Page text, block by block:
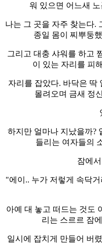
워 있으면 어느새
나는 그 곳을 자주 찾는다.
종일 몸이 찌뿌둥
그리고 대충 샤워를 하고
이 있는 자리를 피
자리를 잡았다. 바닥은 딱
몰려오며 금새 정
하지만 얼마나 지났을까?
들리는 여자들의
잠에
"에이.. 누가 저렇게 속닥
아예 대 놓고 떠드는 것도
리는 스르르 잠
일시에 잡치게 만들어 버